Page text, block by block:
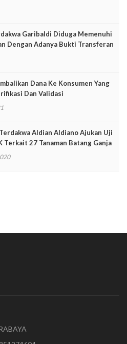
Garibaldi Diduga Memenuhi
Dengan Adanya Bukti Transferan
Dana Ke Konsumen Yang
Dan Validasi
Aldian Aldiano Ajukan Uji
Terkait 27 Tanaman Batang Ganja